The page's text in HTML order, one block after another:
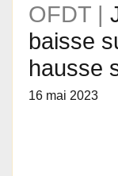
OFDT |
baisse
hausse
16 mai 2023